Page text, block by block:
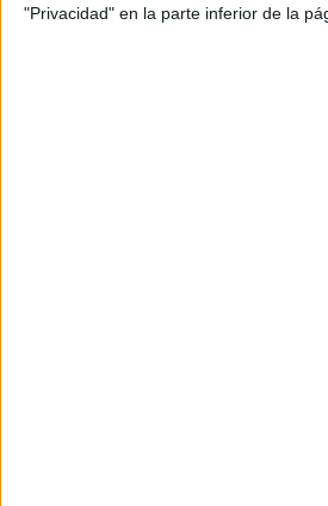
"Privacidad" en la parte inferior de la
darcypulecio